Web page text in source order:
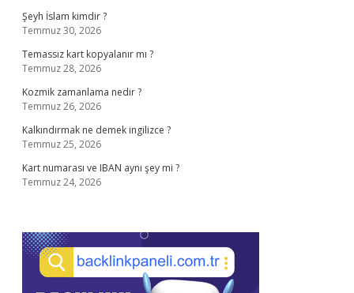
Şeyh İslam kimdir ?
Temmuz 30, 2026
Temassız kart kopyalanır mı ?
Temmuz 28, 2026
Kozmik zamanlama nedir ?
Temmuz 26, 2026
Kalkındırmak ne demek ingilizce ?
Temmuz 25, 2026
Kart numarası ve IBAN aynı şey mi ?
Temmuz 24, 2026